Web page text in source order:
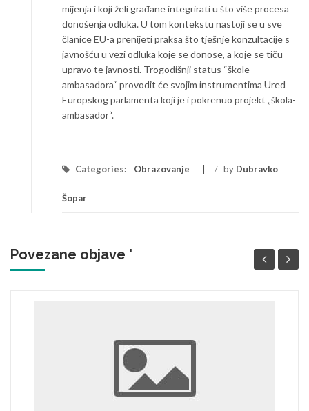
mijenja i koji želi građane integrirati u što više procesa
donošenja odluka. U tom kontekstu nastoji se u sve
članice EU-a prenijeti praksa što tješnje konzultacije s
javnošću u vezi odluka koje se donose, a koje se tiču
upravo te javnosti. Trogodišnji status “škole-
ambasadora“ provodit će svojim instrumentima Ured
Europskog parlamenta koji je i pokrenuo projekt „škola-
ambasador“.
Categories: Obrazovanje / by Dubravko
Šopar
Povezane objave '